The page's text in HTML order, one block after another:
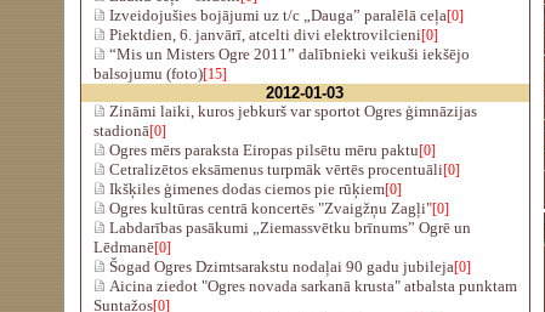
Izveidojušies bojājumi uz t/c „Dauga” paralēlā ceļa[0]
Piektdien, 6. janvārī, atcelti divi elektrovilcieni[0]
“Mis un Misters Ogre 2011” dalībnieki veikuši iekšējo
balsojumu (foto)[15]
2012-01-03
Zināmi laiki, kuros jebkurš var sportot Ogres ģimnāzijas
stadionā[0]
Ogres mērs paraksta Eiropas pilsētu mēru paktu[0]
Cetralizētos eksāmenus turpmāk vērtēs procentuāli[0]
Ikšķiles ģimenes dodas ciemos pie rūķiem[0]
Ogres kultūras centrā koncertēs "Zvaigžņu Zagļi"[0]
Labdarības pasākumi „Ziemassvētku brīnums” Ogrē un
Lēdmanē[0]
Šogad Ogres Dzimtsarakstu nodaļai 90 gadu jubileja[0]
Aicina ziedot "Ogres novada sarkanā krusta" atbalsta punktam
Suntažos[0]